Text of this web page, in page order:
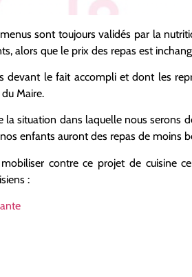
sont toujours validés par la
alors que le prix des repas est
devant le fait accompli et dont les
Maire.
la situation dans laquelle nous serons
enfants auront des repas de moins
contre ce projet de cuisine
: